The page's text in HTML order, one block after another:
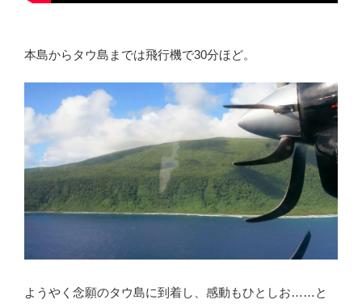
本島からタウ島までは飛行機で30分ほど。
ようやく念願のタウ島に到着し、感動もひとしお……と